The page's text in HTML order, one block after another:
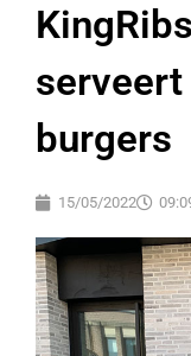
burgers
15/05/2022